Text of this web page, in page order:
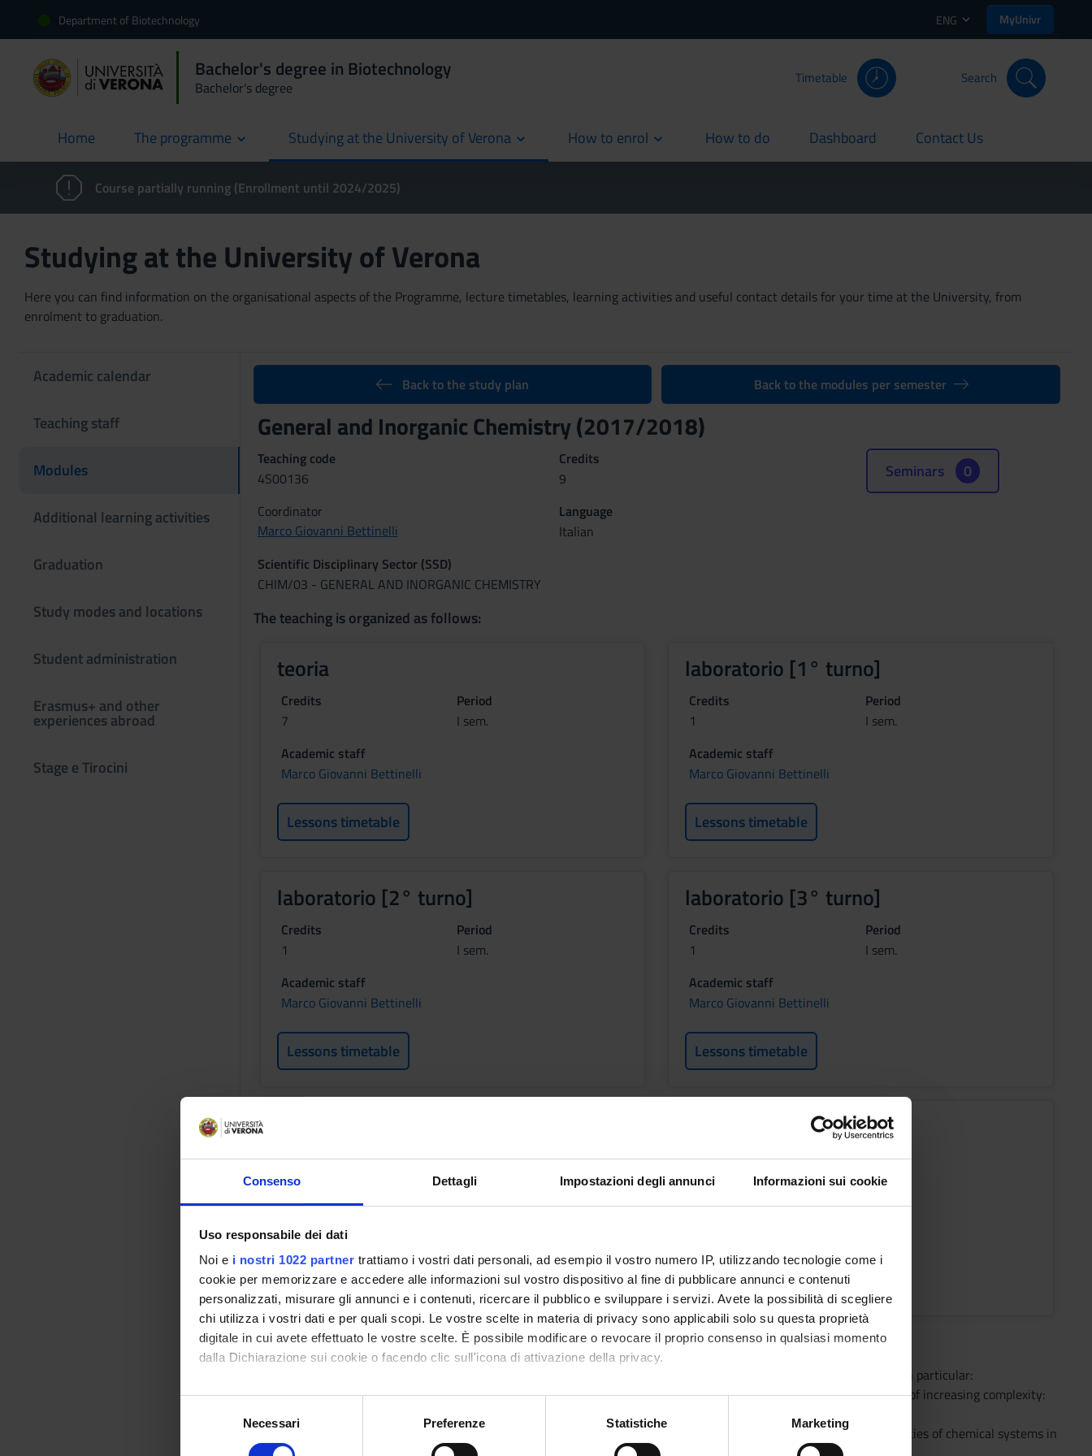
Consenso Dettagli Impostazioni degli annunci Informazioni sui cookie
Uso responsabile dei dati
Noi e i nostri 1022 partner trattiamo i vostri dati personali, ad esempio il vostro numero IP, utilizzando tecnologie come i
cookie per memorizzare e accedere alle informazioni sul vostro dispositivo al fine di pubblicare annunci e contenuti
personalizzati, misurare gli annunci e i contenuti, ricercare il pubblico e sviluppare i servizi. Avete la possibilità di scegliere
chi utilizza i vostri dati e per quali scopi. Le vostre scelte in materia di privacy sono applicabili solo su questa proprietà
digitale in cui avete effettuato le vostre scelte. È possibile modificare o revocare il proprio consenso in qualsiasi momento
dalla Dichiarazione sui cookie o facendo clic sull'icona di attivazione della privacy.
Con il tuo consenso, vorremmo anche:
raccogliere informazioni sulla tua posizione geografica, con un'approssimazione di qualche metro,
Necessari Preferenze Statistiche Marketing
Department of Biotechnology ENG MyUnivr
Bachelor's degree in Biotechnology
Bachelor's degree
Timetable Search
Home
current The programme Studying at the University of Verona How to enrol How to do
current Dashboard
current Contact Us
current
Course partially running (Enrollment until 2024/2025)
Studying at the University of Verona
Here you can find information on the organisational aspects of the Programme, lecture timetables, learning activities and useful contact details for your time at the University, from
enrolment to graduation.
Academic calendar
Teaching staff
Modules
Additional learning activities
Graduation
Study modes and locations
Student administration
Erasmus+ and other
experiences abroad
Stage e Tirocini
Back to the study plan Back to the modules per semester
General and Inorganic Chemistry (2017/2018)
Teaching code
4S00136
Credits
9
Coordinator
Marco Giovanni Bettinelli
Language
Italian
Scientific Disciplinary Sector (SSD)
CHIM/03 - GENERAL AND INORGANIC CHEMISTRY
Seminars 0
The teaching is organized as follows:
teoria
Credits
7
Period
I sem.
Academic staff
Marco Giovanni Bettinelli
Lessons timetable
laboratorio [1° turno]
Credits
1
Period
I sem.
Academic staff
Marco Giovanni Bettinelli
Lessons timetable
laboratorio [2° turno]
Credits
1
Period
I sem.
Academic staff
Marco Giovanni Bettinelli
Lessons timetable
laboratorio [3° turno]
Credits
1
Period
I sem.
Academic staff
Marco Giovanni Bettinelli
Lessons timetable
Credits
1
Period
I sem.
Academic staff
Marco Giovanni Bettinelli
Lessons timetable
Credits
1
Period
I sem.
Academic staff
Lessons timetable
Learning outcomes
The aim of the course is to acquire the main concepts of General Chemistry and some notions of Inorganic Chemistry. In particular:
- models and general concepts for the explanation and prediction of some physics and chemistry properties of systems of increasing complexity:
single atoms, ions, molecules, pure substances, macroscopic systems of one or more components;
- concepts and methods to qualitatively and quantitatively predict the variations of the intensive and extensive properties of chemical systems in